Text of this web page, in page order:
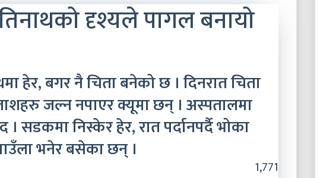
दृश्यले पागल बनायो
हेर, बगर नै चिता बनेको छ । दिनरात चिता
जल्न नपाएर क्यूमा छन् । अस्पतालमा
सडकमा निस्केर हेर, रात पर्दानपर्दै भोका
भनेर बसेका छन् ।
1,771